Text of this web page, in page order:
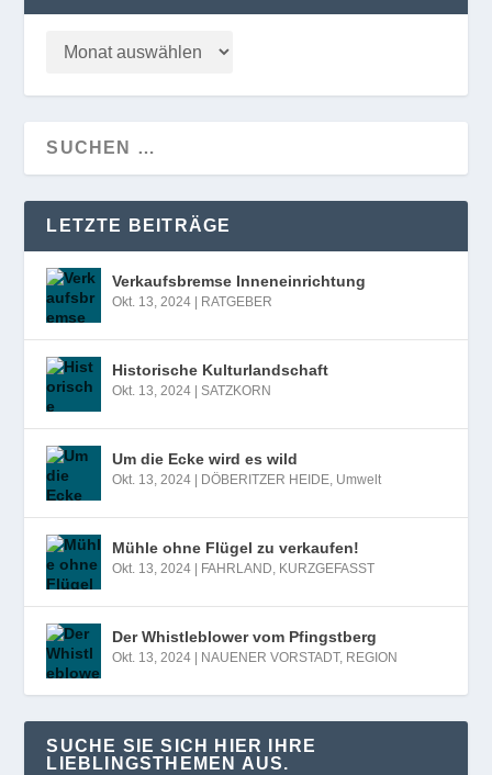
LETZTE BEITRÄGE
Verkaufsbremse Inneneinrichtung
Okt. 13, 2024 RATGEBER
Historische Kulturlandschaft
Okt. 13, 2024 |SATZKORN
Um die Ecke wird es wild
Okt. 13, 2024 DÖBERITZER HEIDE, Umwelt
Mühle ohne Flügel zu verkaufen!
Okt. 13, 2024 FAHRLAND, KURZGEFASST
Der Whistleblower vom Pfingstberg
Okt. 13, 2024 NAUENER VORSTADT, REGION
SUCHE SIE SICH HIER IHRE
LIEBLINGSTHEMEN AUS.